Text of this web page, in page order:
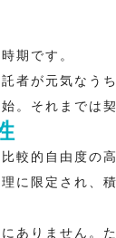
期です。
者が元気なう
。それまでは
較的自由度の
に限定され、
ありません。